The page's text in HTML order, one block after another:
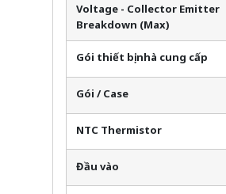
Voltage - Collector Emitter
Breakdown (Max)
Gói thiết bị nhà cung cấp
Gói / Case
NTC Thermistor
Đầu vào